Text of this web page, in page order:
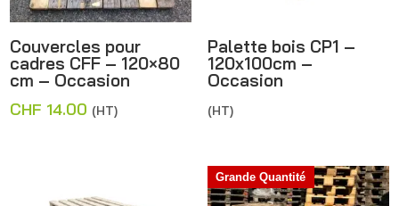
Couvercles pour
cadres CFF – 120×80
cm – Occasion
CHF 14.00 (HT)
Palette bois CP1 –
120x100cm –
Occasion
(HT)
Grande Quantité